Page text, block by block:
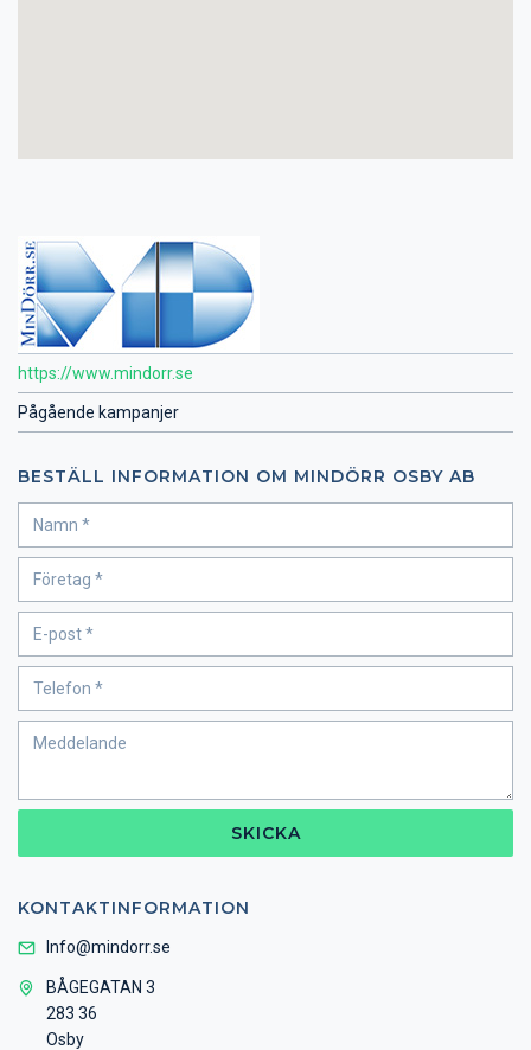
https://www.mindorr.se
Pågående kampanjer
BESTÄLL INFORMATION OM MINDÖRR OSBY AB
SKICKA
KONTAKTINFORMATION
Info@mindorr.se
BÅGEGATAN 3
283 36
Osby